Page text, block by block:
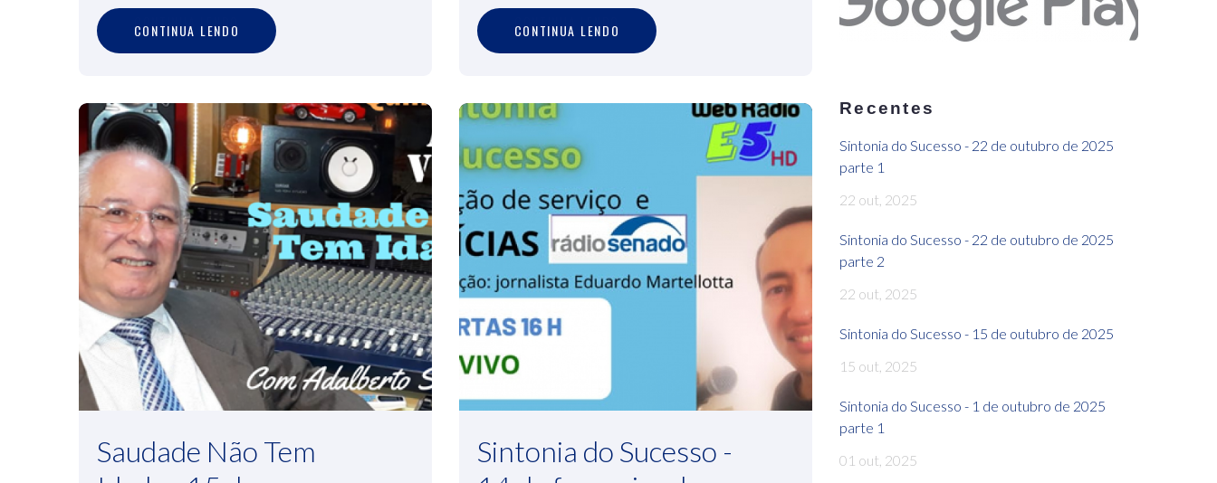
CONTINUA LENDO CONTINUA LENDO
Saudade Não Tem
Sintonia do Sucesso -
Recentes
Sintonia do Sucesso - 22 de outubro de 2025
parte 1
22 out, 2025
Sintonia do Sucesso - 22 de outubro de 2025
parte 2
22 out, 2025
Sintonia do Sucesso - 15 de outubro de 2025
15 out, 2025
Sintonia do Sucesso - 1 de outubro de 2025
parte 1
01 out, 2025